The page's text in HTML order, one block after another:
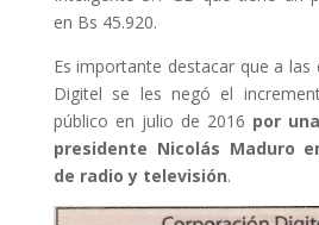
en Bs 45.920.
Es importante destacar que a
Digitel se les negó el
público en julio de 2016 por
presidente Nicolás Maduro
de radio y televisión.